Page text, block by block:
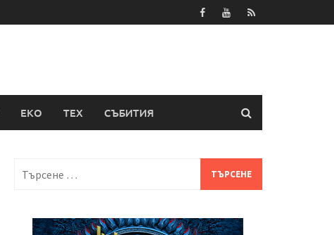
ЕКО ТЕХ СЪБИТИЯ
за: